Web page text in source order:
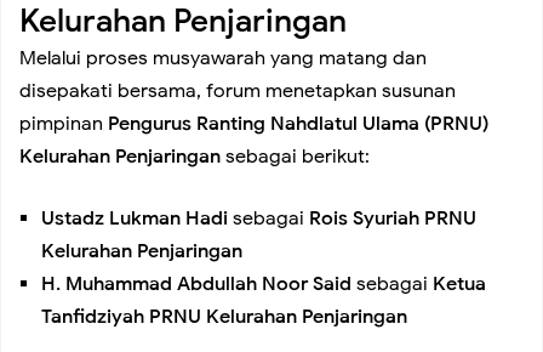
Rasa Aman dan Cegah Tawuran di Wilayah Binaan
Koramil 02/Tambora Intensif Pantau Harga Sembako,
Koramil 02/Tambora Pastikan Seluruh Wilayah Binaan
Aman, Monitoring Dini Hari Tunjukkan Nihil Genangan
Kelurahan Penjaringan
Melalui proses musyawarah yang matang dan
disepakati bersama, forum menetapkan susunan
pimpinan Pengurus Ranting Nahdlatul Ulama (PRNU)
Kelurahan Penjaringan sebagai berikut:
Ustadz Lukman Hadi sebagai Rois Syuriah PRNU
Kelurahan Penjaringan
H. Muhammad Abdullah Noor Said sebagai Ketua
Tanfidziyah PRNU Kelurahan Penjaringan